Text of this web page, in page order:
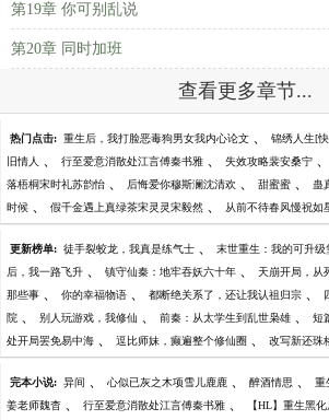
第19章 你可别乱说
第20章 同时加班
查看更多章节...
热门点击: 重生后，我打脸恶毒狗男女我内心论文 、 锦绣人生[
旧情人 、 行至爱意消散处江言傅秦书雅 、 失效攻略裴安桑宁 、
落梧桐宋时礼苏韵怡 、 后悔爱你穆斯澜沈清欢 、 甜蜜蜜 、 蛊
时候 、 假千金遇上真绿茶宋灵灵宋毅然 、 从前不待春风慢祝如
更新榜单: 徒手裂蛟龙，我真是练气士 、 末世重生：我的可升级
后，我一路飞升 、 镇守仙秦：地牢吞妖六十年 、 天崩开局，从
那些事 、 你的幸福物语 、 都断绝关系了，还让我认祖归宗 、
院 、 别人玩游戏，我修仙 、 前秦：从太学生到乱世枭雄 、 短
处开局罢免易中海 、 逗比师妹，癫遍整个修仙圈 、 改写新还珠
完本小说: 异间 、 心似已灰之木项雪儿鹿鹿 、 醉酒情思 、 重
姜老师魏杳 、 行至爱意消散处江言傅秦书雅 、 【HL】重生黑